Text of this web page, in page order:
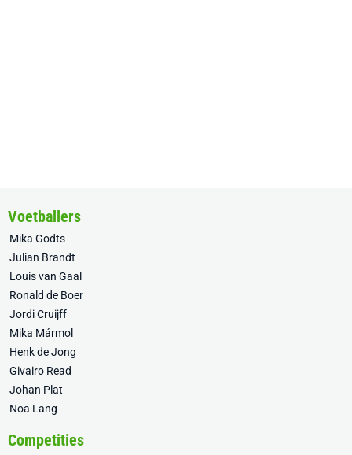
Voetballers
Mika Godts
Julian Brandt
Louis van Gaal
Ronald de Boer
Jordi Cruijff
Mika Mármol
Henk de Jong
Givairo Read
Johan Plat
Noa Lang
Competities